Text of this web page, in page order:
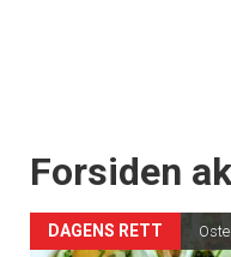
Forsiden
DAGENS RETT